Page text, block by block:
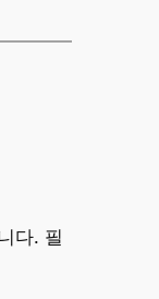
다. 필